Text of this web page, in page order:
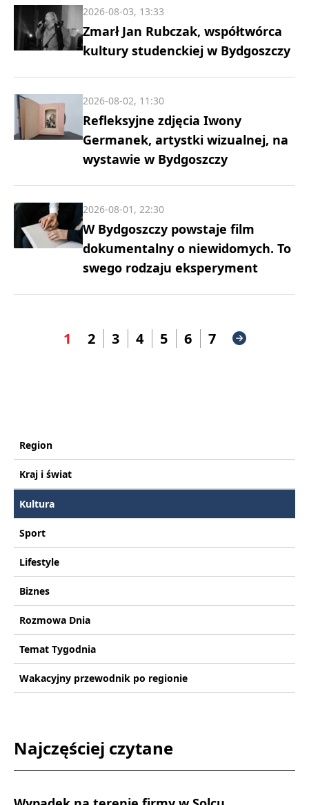
Zmarł Jan Rubczak, współtwórca
kultury studenckiej w Bydgoszczy
2026-08-03, 13:33
Refleksyjne zdjęcia Iwony
Germanek, artystki wizualnej, na
wystawie w Bydgoszczy
2026-08-02, 11:30
W Bydgoszczy powstaje film
dokumentalny o niewidomych. To
swego rodzaju eksperyment
2026-08-01, 22:30
1 2 3 4 5 6 7
Region
Kraj i świat
Kultura
Sport
Lifestyle
Biznes
Rozmowa Dnia
Temat Tygodnia
Wakacyjny przewodnik po regionie
Najczęściej czytane